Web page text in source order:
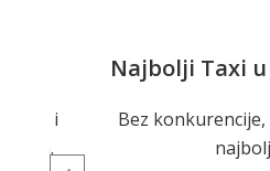
Taxi i
Najbolji Taxi
Bez